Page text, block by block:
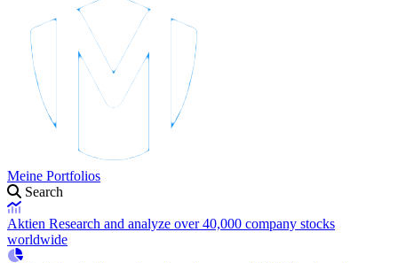
Meine Portfolios
Search
Aktien Research and analyze over 40,000 company stocks
worldwide